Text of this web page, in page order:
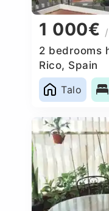
1 000€
2 bedrooms
Rico, Spain
Talo